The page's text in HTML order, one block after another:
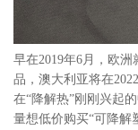
早在2019年6月，欧
品，澳大利亚将在
在“降解热”刚刚兴起
量想低价购买“可降解